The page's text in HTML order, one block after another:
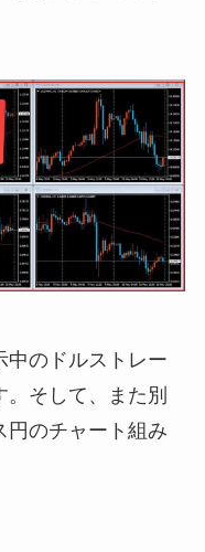
中のドルストレー
。そして、また別
円のチャート組み